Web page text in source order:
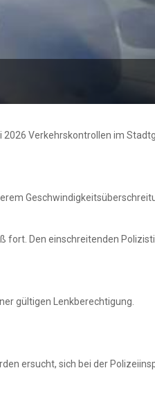
Verkehrskontrollen im
fort. Den einschreitenden
gültigen Lenkberechtigung.
ersucht, sich bei der